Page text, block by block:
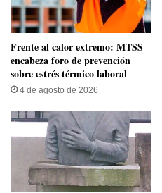
Frente al calor extremo: MTSS
encabeza foro de prevención
sobre estrés térmico laboral
4 de agosto de 2026